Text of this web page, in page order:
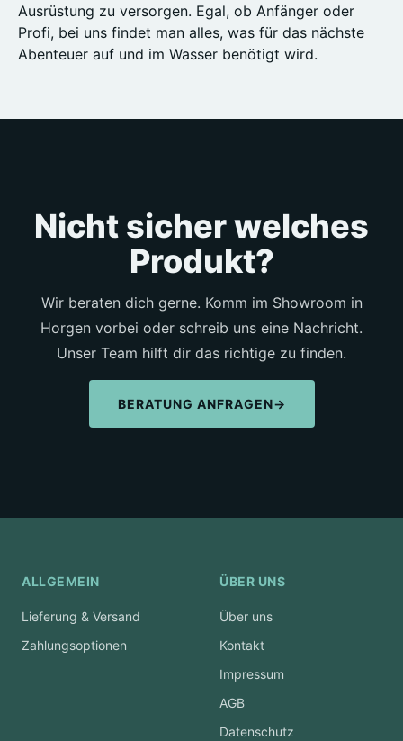
Ausrüstung zu versorgen. Egal, ob Anfänger oder
Profi, bei uns findet man alles, was für das nächste
Abenteuer auf und im Wasser benötigt wird.
Nicht sicher welches
Produkt?
Wir beraten dich gerne. Komm im Showroom in
Horgen vorbei oder schreib uns eine Nachricht.
Unser Team hilft dir das richtige zu finden.
BERATUNG ANFRAGEN→
ALLGEMEIN
Lieferung & Versand
Zahlungsoptionen
ÜBER UNS
Über uns
Kontakt
Impressum
AGB
Datenschutz